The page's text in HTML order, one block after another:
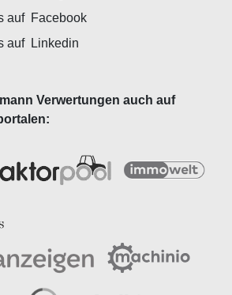
auf Facebook
auf
Linkedin
Verwertungen auch auf